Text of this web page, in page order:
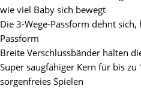
wie viel Baby sich bewegt
Die 3-Wege-Passform dehnt
Passform
Breite Verschlussbänder halten
Super saugfähiger Kern für bis
sorgenfreies Spielen